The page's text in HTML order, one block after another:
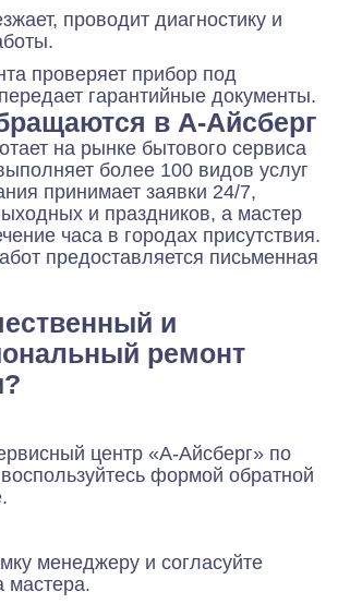
проводит диагностику и
проверяет прибор под
гарантийные документы.
в А-Айсберг
на рынке бытового сервиса
более 100 видов услуг
принимает заявки 24/7,
и праздников, а мастер
часа в городах присутствия.
предоставляется письменная
и
ремонт
центр «А-Айсберг» по
формой обратной
менеджеру и согласуйте
мастера.